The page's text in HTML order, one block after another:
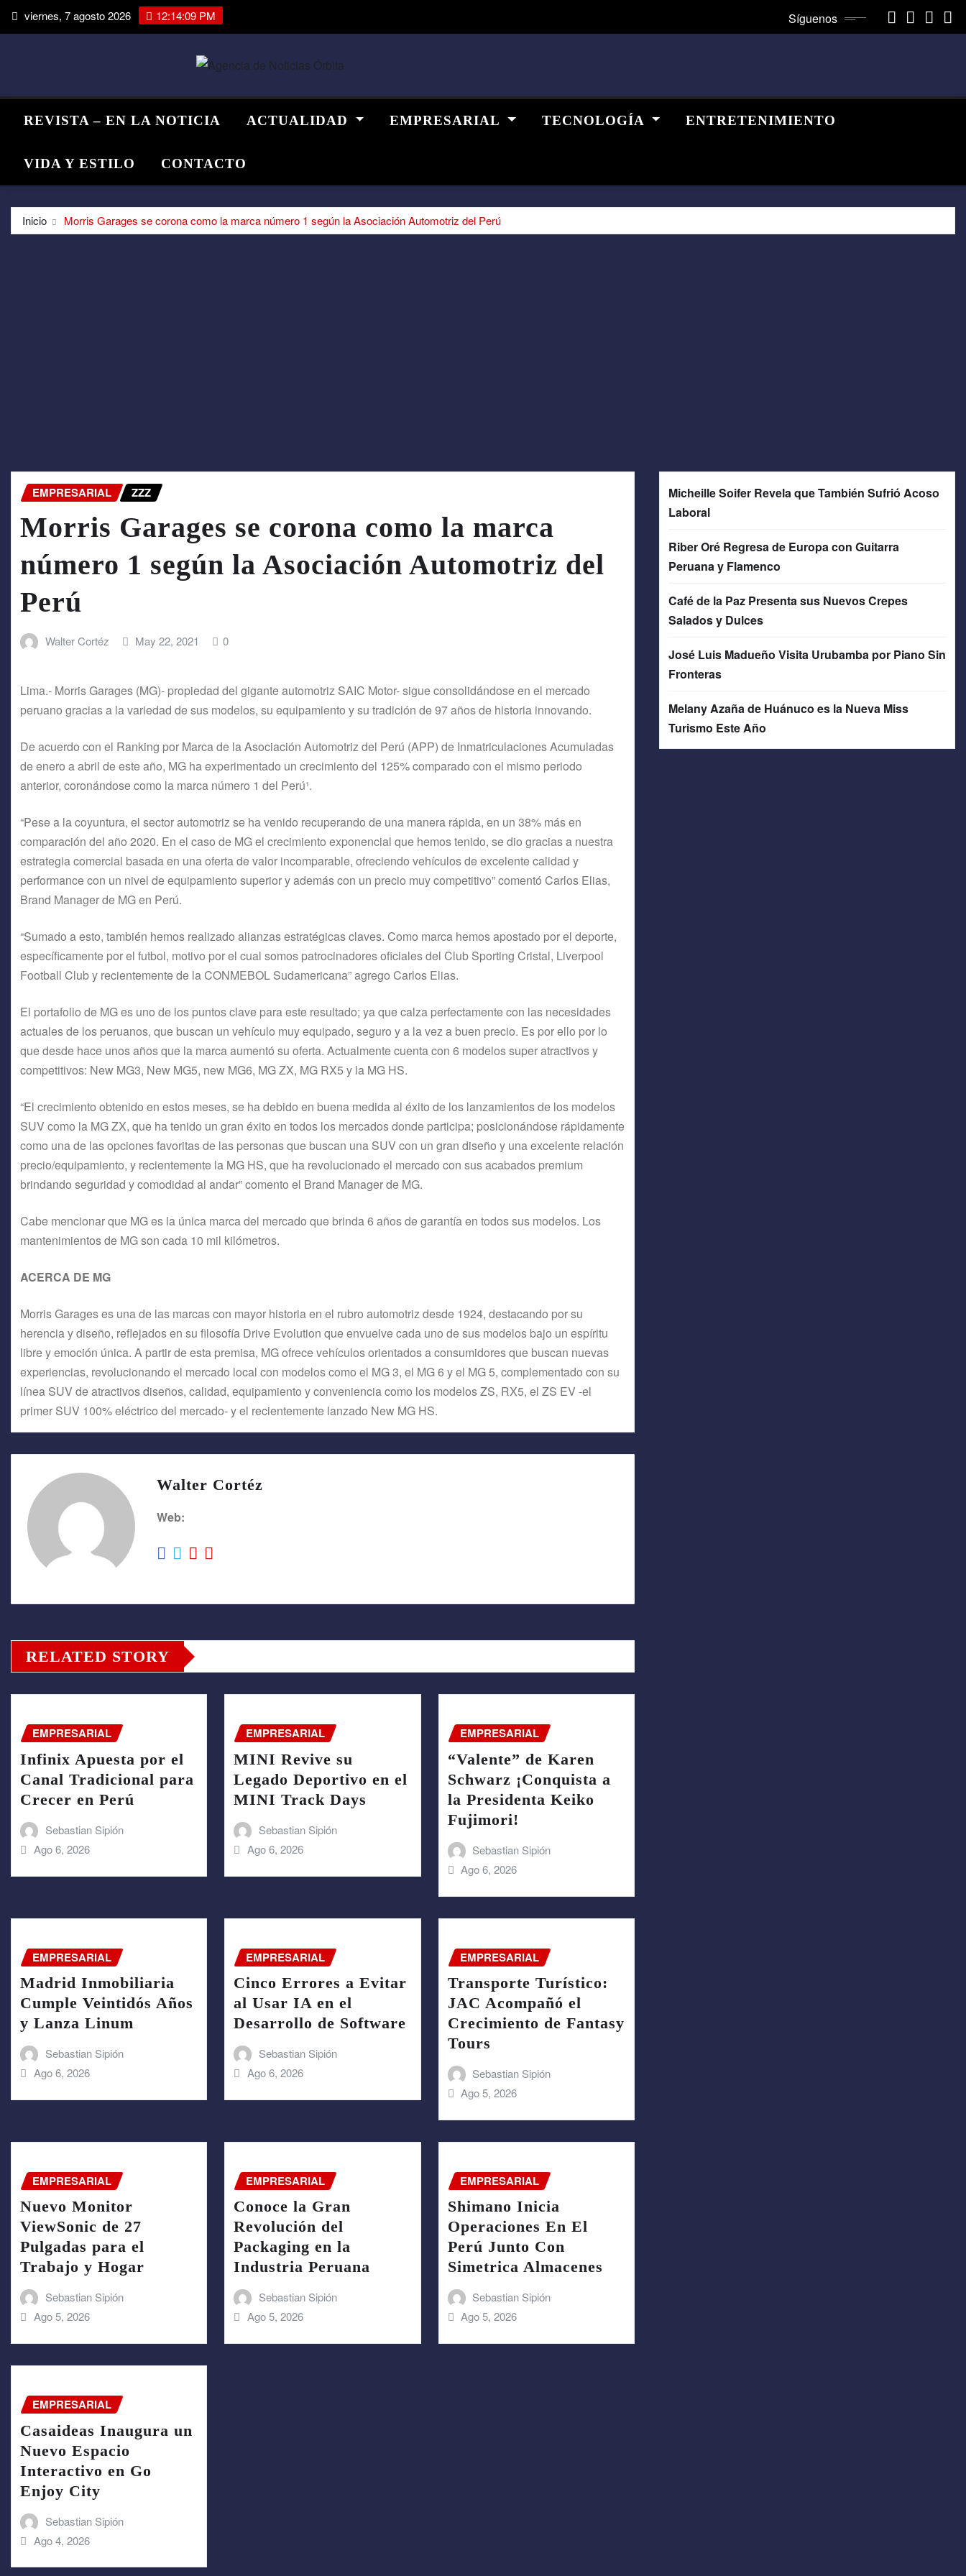
Saltar viernes, 7 agosto 2026 12:14:09 PM Síguenos
REVISTA – EN LA NOTICIA ACTUALIDAD EMPRESARIAL TECNOLOGÍA ENTRETENIMIENTO
VIDA Y ESTILO CONTACTO
Inicio Morris Garages se corona como la marca número 1 según la Asociación Automotriz del Perú
EMPRESARIAL ZZZ
Morris Garages se corona como la marca
número 1 según la Asociación Automotriz del
Perú
Walter Cortéz May 22, 2021 0
Lima.- Morris Garages (MG)- propiedad del gigante automotriz SAIC Motor- sigue consolidándose en el mercado
peruano gracias a la variedad de sus modelos, su equipamiento y su tradición de 97 años de historia innovando.
De acuerdo con el Ranking por Marca de la Asociación Automotriz del Perú (APP) de Inmatriculaciones Acumuladas
de enero a abril de este año, MG ha experimentado un crecimiento del 125% comparado con el mismo periodo
anterior, coronándose como la marca número 1 del Perú¹.
“Pese a la coyuntura, el sector automotriz se ha venido recuperando de una manera rápida, en un 38% más en
comparación del año 2020. En el caso de MG el crecimiento exponencial que hemos tenido, se dio gracias a nuestra
estrategia comercial basada en una oferta de valor incomparable, ofreciendo vehículos de excelente calidad y
performance con un nivel de equipamiento superior y además con un precio muy competitivo” comentó Carlos Elias,
Brand Manager de MG en Perú.
“Sumado a esto, también hemos realizado alianzas estratégicas claves. Como marca hemos apostado por el deporte,
específicamente por el futbol, motivo por el cual somos patrocinadores oficiales del Club Sporting Cristal, Liverpool
Football Club y recientemente de la CONMEBOL Sudamericana” agrego Carlos Elias.
El portafolio de MG es uno de los puntos clave para este resultado; ya que calza perfectamente con las necesidades
actuales de los peruanos, que buscan un vehículo muy equipado, seguro y a la vez a buen precio. Es por ello por lo
que desde hace unos años que la marca aumentó su oferta. Actualmente cuenta con 6 modelos super atractivos y
competitivos: New MG3, New MG5, new MG6, MG ZX, MG RX5 y la MG HS.
“El crecimiento obtenido en estos meses, se ha debido en buena medida al éxito de los lanzamientos de los modelos
SUV como la MG ZX, que ha tenido un gran éxito en todos los mercados donde participa; posicionándose rápidamente
como una de las opciones favoritas de las personas que buscan una SUV con un gran diseño y una excelente relación
precio/equipamiento, y recientemente la MG HS, que ha revolucionado el mercado con sus acabados premium
brindando seguridad y comodidad al andar” comento el Brand Manager de MG.
Cabe mencionar que MG es la única marca del mercado que brinda 6 años de garantía en todos sus modelos. Los
mantenimientos de MG son cada 10 mil kilómetros.
ACERCA DE MG
Morris Garages es una de las marcas con mayor historia en el rubro automotriz desde 1924, destacando por su
herencia y diseño, reflejados en su filosofía Drive Evolution que envuelve cada uno de sus modelos bajo un espíritu
libre y emoción única. A partir de esta premisa, MG ofrece vehículos orientados a consumidores que buscan nuevas
experiencias, revolucionando el mercado local con modelos como el MG 3, el MG 6 y el MG 5, complementado con su
línea SUV de atractivos diseños, calidad, equipamiento y conveniencia como los modelos ZS, RX5, el ZS EV -el
primer SUV 100% eléctrico del mercado- y el recientemente lanzado New MG HS.
Walter Cortéz
Web:
RELATED STORY
EMPRESARIAL
Infinix Apuesta por el
Canal Tradicional para
Crecer en Perú
Sebastian Sipión
Ago 6, 2026
EMPRESARIAL
MINI Revive su
Legado Deportivo en el
MINI Track Days
Sebastian Sipión
Ago 6, 2026
EMPRESARIAL
“Valente” de Karen
Schwarz ¡Conquista a
la Presidenta Keiko
Fujimori!
Sebastian Sipión
Ago 6, 2026
EMPRESARIAL
Madrid Inmobiliaria
Cumple Veintidós Años
y Lanza Linum
Sebastian Sipión
Ago 6, 2026
EMPRESARIAL
Cinco Errores a Evitar
al Usar IA en el
Desarrollo de Software
Sebastian Sipión
Ago 6, 2026
EMPRESARIAL
Transporte Turístico:
JAC Acompañó el
Crecimiento de Fantasy
Tours
Sebastian Sipión
Ago 5, 2026
EMPRESARIAL
Nuevo Monitor
ViewSonic de 27
Pulgadas para el
Trabajo y Hogar
Sebastian Sipión
Ago 5, 2026
EMPRESARIAL
Conoce la Gran
Revolución del
Packaging en la
Industria Peruana
Sebastian Sipión
Ago 5, 2026
EMPRESARIAL
Shimano Inicia
Operaciones En El
Perú Junto Con
Simetrica Almacenes
Sebastian Sipión
Ago 5, 2026
EMPRESARIAL
Casaideas Inaugura un
Nuevo Espacio
Interactivo en Go
Enjoy City
Sebastian Sipión
Ago 4, 2026
Micheille Soifer Revela que También Sufrió Acoso
Laboral
Riber Oré Regresa de Europa con Guitarra
Peruana y Flamenco
Café de la Paz Presenta sus Nuevos Crepes
Salados y Dulces
José Luis Madueño Visita Urubamba por Piano Sin
Fronteras
Melany Azaña de Huánuco es la Nueva Miss
Turismo Este Año